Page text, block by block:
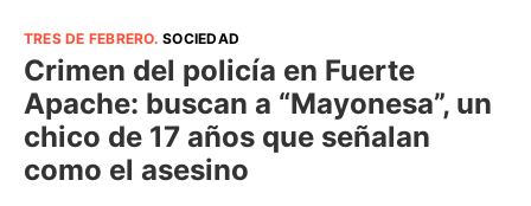
TRES DE FEBRERO.SOCIEDAD
Crimen del policía en Fuerte
Apache: buscan a “Mayonesa”, un
chico de 17 años que señalan
como el asesino